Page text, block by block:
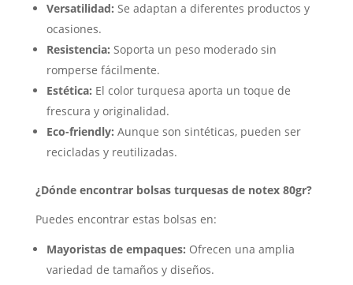
Versatilidad: Se adaptan a diferentes productos y
ocasiones.
Resistencia: Soporta un peso moderado sin
romperse fácilmente.
Estética: El color turquesa aporta un toque de
frescura y originalidad.
Eco-friendly: Aunque son sintéticas, pueden ser
recicladas y reutilizadas.
¿Dónde encontrar bolsas turquesas de notex 80gr?
Puedes encontrar estas bolsas en:
Mayoristas de empaques: Ofrecen una amplia
variedad de tamaños y diseños.